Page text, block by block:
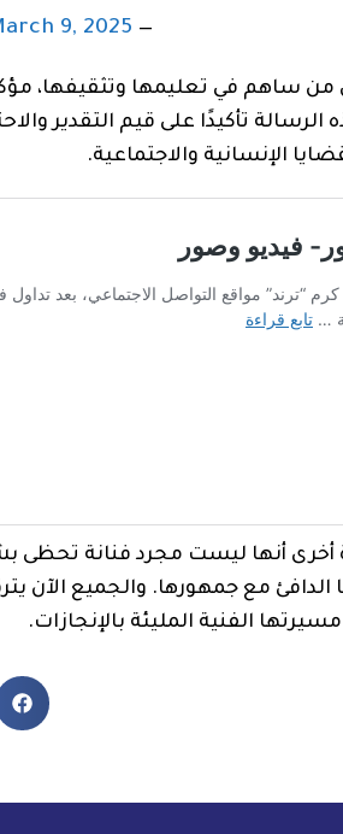
— Najwa Karam (@najwakaram)
9, 2025
من ساهم في تعليمها وتثقيفها،
تأكيدًا على قيم التقدير
الإنسانية والاجتماعية.
أخرى أنها ليست مجرد فنانة
مع جمهورها. والجميع الآن
الفنية المليئة بالإنجازات.